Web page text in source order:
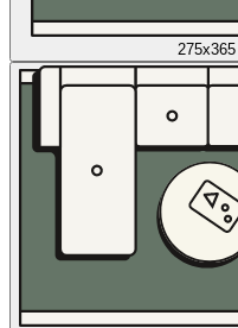
275x365